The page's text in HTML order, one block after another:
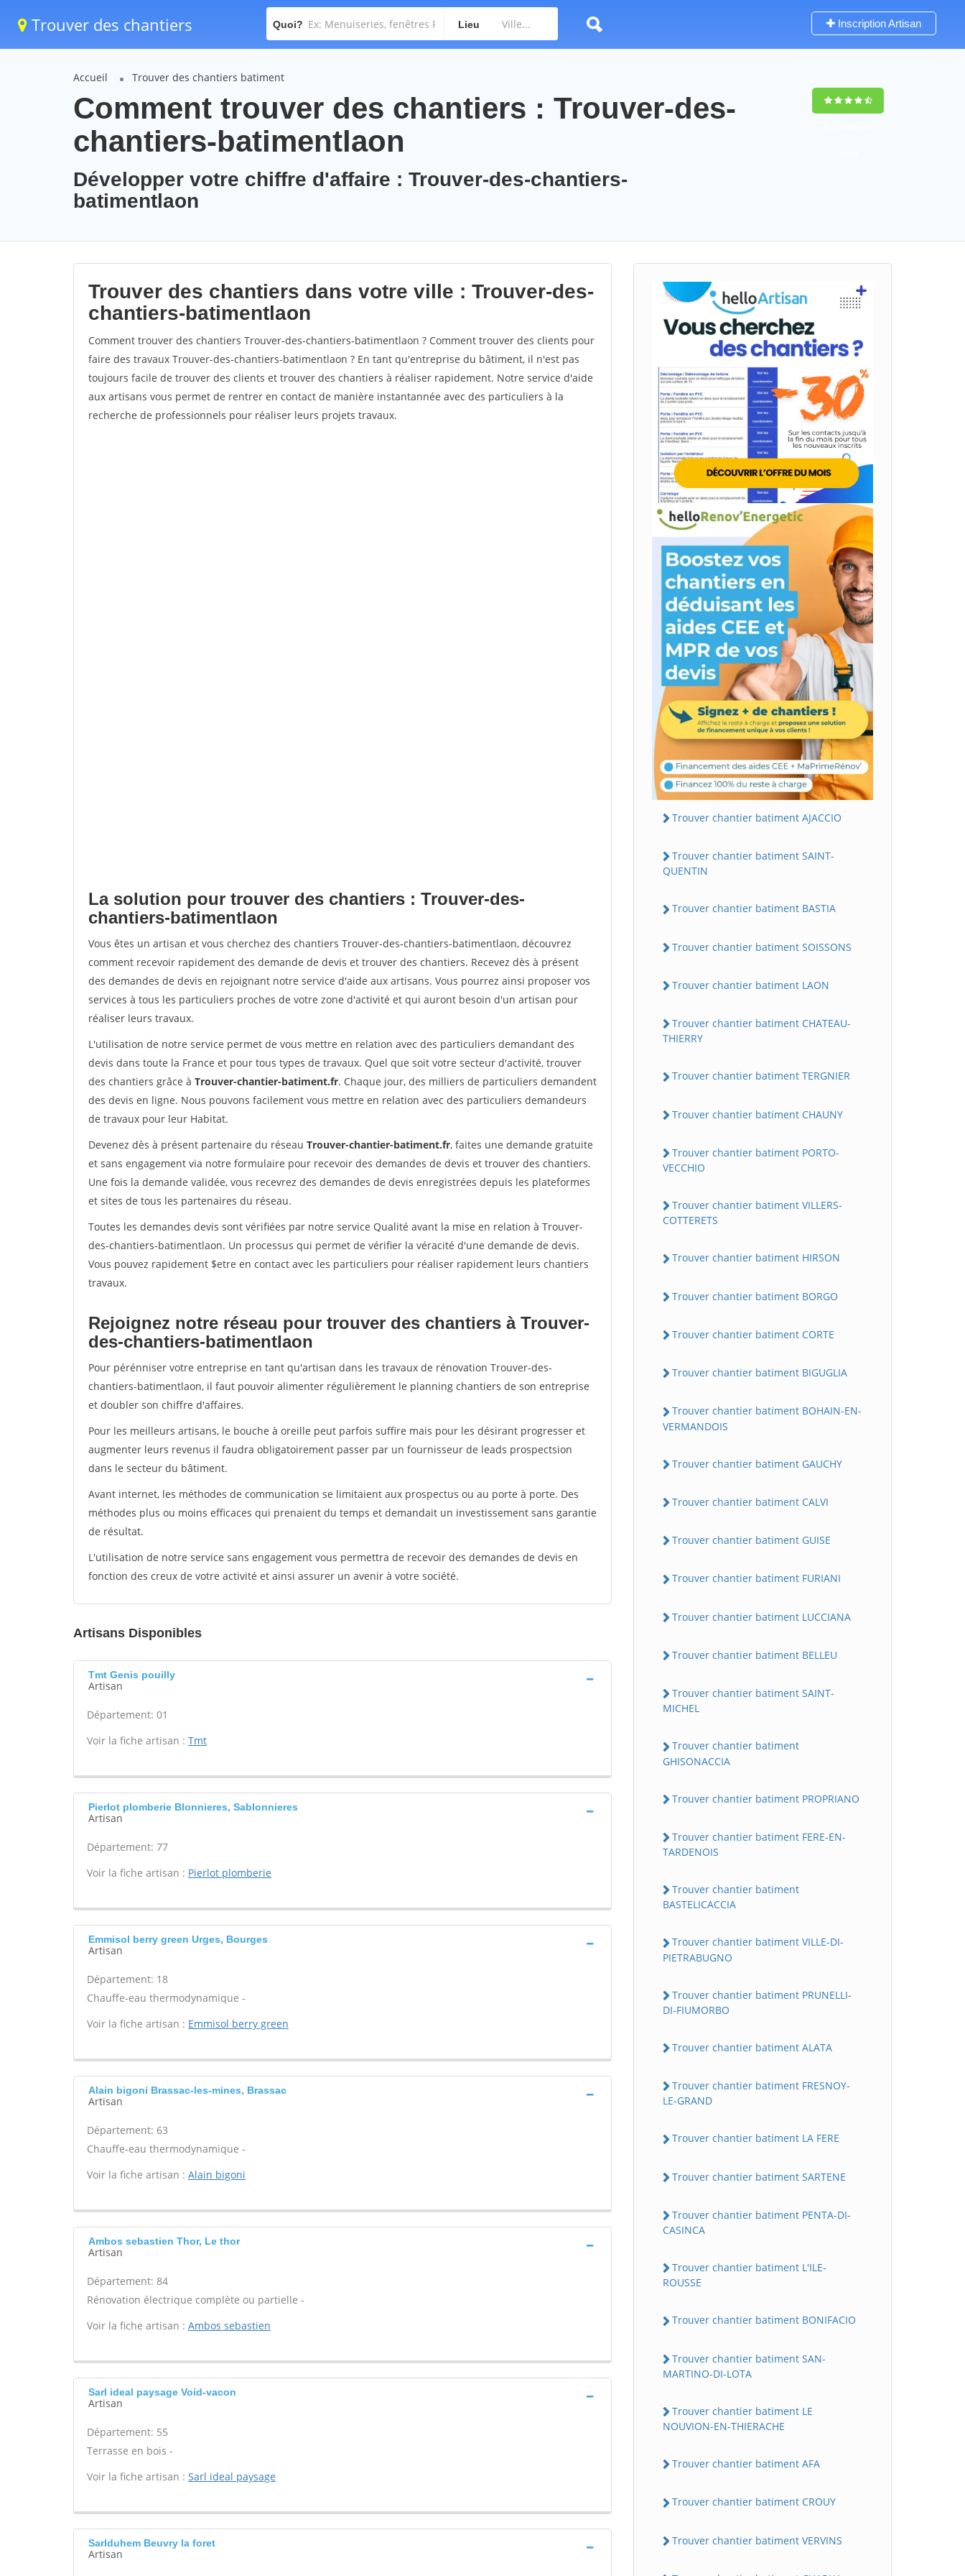
Trouver des chantiers Quoi? Lieu Inscription Artisan
Accueil Trouver des chantiers batiment
Comment trouver des chantiers : Trouver-des-
chantiers-batimentlaon
Développer votre chiffre d'affaire : Trouver-des-chantiers-
batimentlaon
Trouver des chantiers dans votre ville : Trouver-des-
chantiers-batimentlaon
Comment trouver des chantiers Trouver-des-chantiers-batimentlaon ? Comment trouver des clients pour
faire des travaux Trouver-des-chantiers-batimentlaon ? En tant qu'entreprise du bâtiment, il n'est pas
toujours facile de trouver des clients et trouver des chantiers à réaliser rapidement. Notre service d'aide
aux artisans vous permet de rentrer en contact de manière instantannée avec des particuliers à la
recherche de professionnels pour réaliser leurs projets travaux.
La solution pour trouver des chantiers : Trouver-des-
chantiers-batimentlaon
Vous êtes un artisan et vous cherchez des chantiers Trouver-des-chantiers-batimentlaon, découvrez
comment recevoir rapidement des demande de devis et trouver des chantiers. Recevez dès à présent
des demandes de devis en rejoignant notre service d'aide aux artisans. Vous pourrez ainsi proposer vos
services à tous les particuliers proches de votre zone d'activité et qui auront besoin d'un artisan pour
réaliser leurs travaux.
L'utilisation de notre service permet de vous mettre en relation avec des particuliers demandant des
devis dans toute la France et pour tous types de travaux. Quel que soit votre secteur d'activité, trouver
des chantiers grâce à Trouver-chantier-batiment.fr. Chaque jour, des milliers de particuliers demandent
des devis en ligne. Nous pouvons facilement vous mettre en relation avec des particuliers demandeurs
de travaux pour leur Habitat.
Devenez dès à présent partenaire du réseau Trouver-chantier-batiment.fr, faites une demande gratuite
et sans engagement via notre formulaire pour recevoir des demandes de devis et trouver des chantiers.
Une fois la demande validée, vous recevrez des demandes de devis enregistrées depuis les plateformes
et sites de tous les partenaires du réseau.
Toutes les demandes devis sont vérifiées par notre service Qualité avant la mise en relation à Trouver-
des-chantiers-batimentlaon. Un processus qui permet de vérifier la véracité d'une demande de devis.
Vous pouvez rapidement $etre en contact avec les particuliers pour réaliser rapidement leurs chantiers
travaux.
Rejoignez notre réseau pour trouver des chantiers à Trouver-
des-chantiers-batimentlaon
Pour pérénniser votre entreprise en tant qu'artisan dans les travaux de rénovation Trouver-des-
chantiers-batimentlaon, il faut pouvoir alimenter régulièrement le planning chantiers de son entreprise
et doubler son chiffre d'affaires.
Pour les meilleurs artisans, le bouche à oreille peut parfois suffire mais pour les désirant progresser et
augmenter leurs revenus il faudra obligatoirement passer par un fournisseur de leads prospectsion
dans le secteur du bâtiment.
Avant internet, les méthodes de communication se limitaient aux prospectus ou au porte à porte. Des
méthodes plus ou moins efficaces qui prenaient du temps et demandait un investissement sans garantie
de résultat.
L'utilisation de notre service sans engagement vous permettra de recevoir des demandes de devis en
fonction des creux de votre activité et ainsi assurer un avenir à votre société.
Artisans Disponibles
Tmt Genis pouilly
Artisan
Département: 01
Voir la fiche artisan : Tmt
Pierlot plomberie Blonnieres, Sablonnieres
Artisan
Département: 77
Voir la fiche artisan : Pierlot plomberie
Emmisol berry green Urges, Bourges
Artisan
Département: 18
Chauffe-eau thermodynamique -
Voir la fiche artisan : Emmisol berry green
Alain bigoni Brassac-les-mines, Brassac
Artisan
Département: 63
Chauffe-eau thermodynamique -
Voir la fiche artisan : Alain bigoni
Ambos sebastien Thor, Le thor
Artisan
Département: 84
Rénovation électrique complète ou partielle -
Voir la fiche artisan : Ambos sebastien
Sarl ideal paysage Void-vacon
Artisan
Département: 55
Terrasse en bois -
Voir la fiche artisan : Sarl ideal paysage
Sarlduhem Beuvry la foret
Artisan
Trouver chantier batiment AJACCIO
Trouver chantier batiment SAINT-
QUENTIN
Trouver chantier batiment BASTIA
Trouver chantier batiment SOISSONS
Trouver chantier batiment LAON
Trouver chantier batiment CHATEAU-
THIERRY
Trouver chantier batiment TERGNIER
Trouver chantier batiment CHAUNY
Trouver chantier batiment PORTO-
VECCHIO
Trouver chantier batiment VILLERS-
COTTERETS
Trouver chantier batiment HIRSON
Trouver chantier batiment BORGO
Trouver chantier batiment CORTE
Trouver chantier batiment BIGUGLIA
Trouver chantier batiment BOHAIN-EN-
VERMANDOIS
Trouver chantier batiment GAUCHY
Trouver chantier batiment CALVI
Trouver chantier batiment GUISE
Trouver chantier batiment FURIANI
Trouver chantier batiment LUCCIANA
Trouver chantier batiment BELLEU
Trouver chantier batiment SAINT-
MICHEL
Trouver chantier batiment
GHISONACCIA
Trouver chantier batiment PROPRIANO
Trouver chantier batiment FERE-EN-
TARDENOIS
Trouver chantier batiment
BASTELICACCIA
Trouver chantier batiment VILLE-DI-
PIETRABUGNO
Trouver chantier batiment PRUNELLI-
DI-FIUMORBO
Trouver chantier batiment ALATA
Trouver chantier batiment FRESNOY-
LE-GRAND
Trouver chantier batiment LA FERE
Trouver chantier batiment SARTENE
Trouver chantier batiment PENTA-DI-
CASINCA
Trouver chantier batiment L'ILE-
ROUSSE
Trouver chantier batiment BONIFACIO
Trouver chantier batiment SAN-
MARTINO-DI-LOTA
Trouver chantier batiment LE
NOUVION-EN-THIERACHE
Trouver chantier batiment AFA
Trouver chantier batiment CROUY
Trouver chantier batiment VERVINS